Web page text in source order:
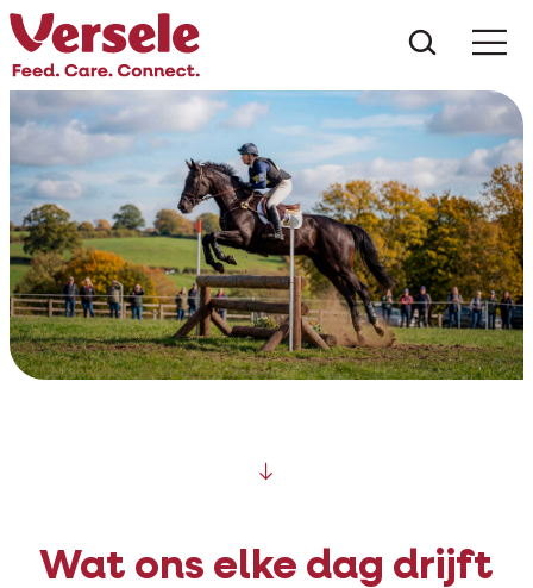
Wat ons elke dag drijft